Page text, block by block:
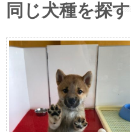
同じ犬種を探す